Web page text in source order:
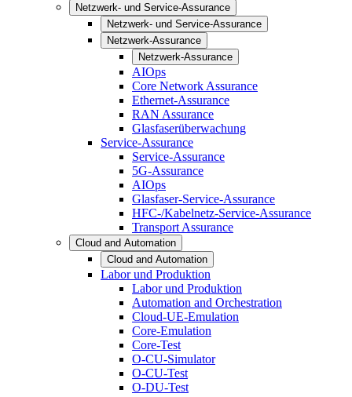
Netzwerk- und Service-Assurance
Netzwerk- und Service-Assurance
Netzwerk-Assurance
Netzwerk-Assurance
AIOps
Core Network Assurance
Ethernet-Assurance
RAN Assurance
Glasfaserüberwachung
Service-Assurance
Service-Assurance
5G-Assurance
AIOps
Glasfaser-Service-Assurance
HFC-/Kabelnetz-Service-Assurance
Transport Assurance
Cloud and Automation
Cloud and Automation
Labor und Produktion
Labor und Produktion
Automation and Orchestration
Cloud-UE-Emulation
Core-Emulation
Core-Test
O-CU-Simulator
O-CU-Test
O-DU-Test